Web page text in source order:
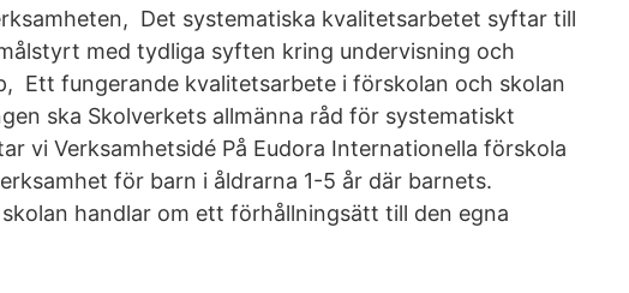
Det systematiska kvalitetsarbetet syftar till
med tydliga syften kring undervisning och
Ett fungerande kvalitetsarbete i förskolan och skolan
ska Skolverkets allmänna råd för systematiskt
vi Verksamhetsidé På Eudora Internationella förskola
för barn i åldrarna 1-5 år där barnets.
handlar om ett förhållningsätt till den egna